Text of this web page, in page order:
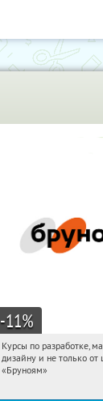
-11%
05:53:32
Россия
Курсы по разработке,
дизайну и не только от
«Бруноям»